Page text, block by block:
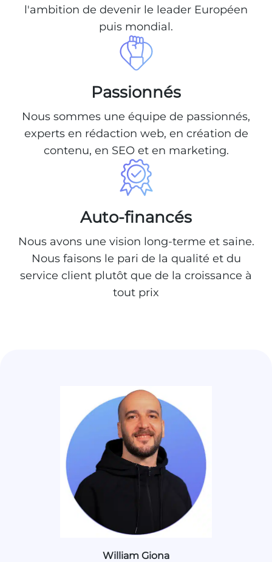
l'ambition de devenir le leader Européen
puis mondial.
Passionnés
Nous sommes une équipe de passionnés,
experts en rédaction web, en création de
contenu, en SEO et en marketing.
Auto-financés
Nous avons une vision long-terme et saine.
Nous faisons le pari de la qualité et du
service client plutôt que de la croissance à
tout prix
William Giona